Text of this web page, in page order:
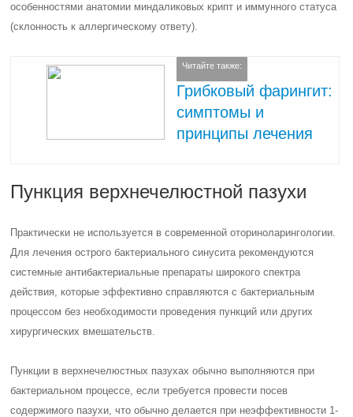
особенностями анатомии миндаликовых крипт и иммунного статуса
(склонность к аллергическому ответу).
Читайте также:
Грибковый фарингит:
симптомы и
принципы лечения
Пункция верхнечелюстной пазухи
Практически не используется в современной оториноларингологии.
Для лечения острого бактериального синусита рекомендуются
системные антибактериальные препараты широкого спектра
действия, которые эффективно справляются с бактериальным
процессом без необходимости проведения пункций или других
хирургических вмешательств.
Пункции в верхнечелюстных пазухах обычно выполняются при
бактериальном процессе, если требуется провести посев
содержимого пазухи, что обычно делается при неэффективности 1-